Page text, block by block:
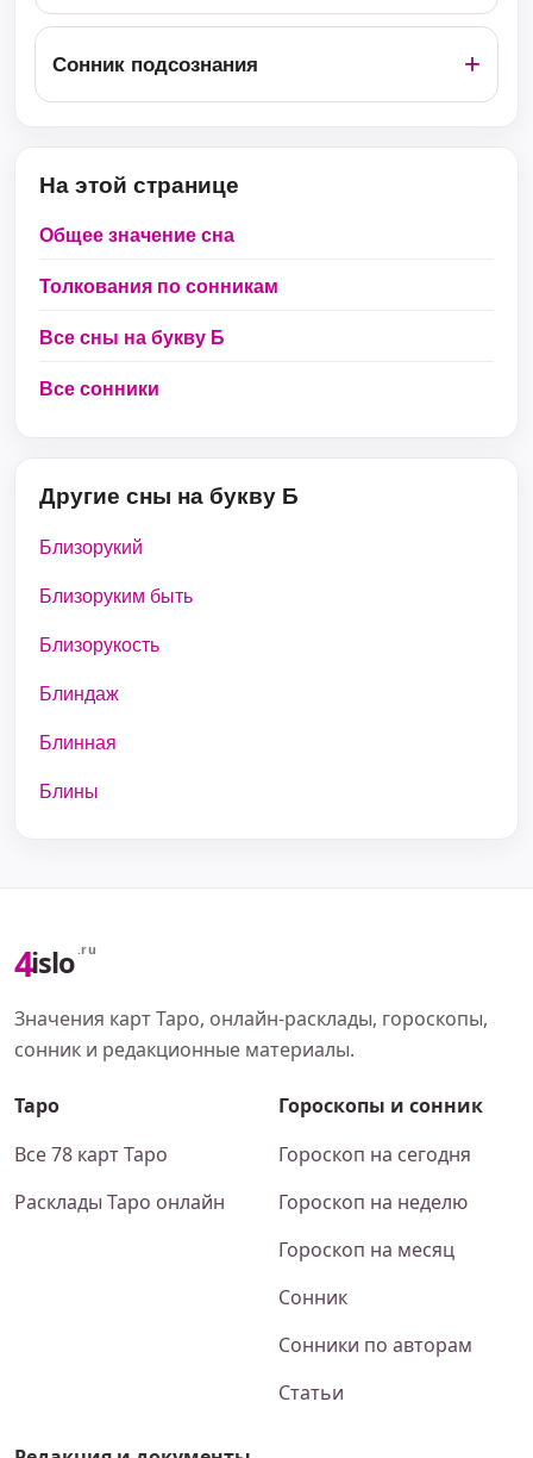
Сонник подсознания
На этой странице
Общее значение сна
Толкования по сонникам
Все сны на букву Б
Все сонники
Другие сны на букву Б
Близорукий
Близоруким быть
Близорукость
Блиндаж
Блинная
Блины
4islo .ru
Значения карт Таро, онлайн-расклады, гороскопы,
сонник и редакционные материалы.
Таро
Все 78 карт Таро
Расклады Таро онлайн
Гороскопы и сонник
Гороскоп на сегодня
Гороскоп на неделю
Гороскоп на месяц
Сонник
Сонники по авторам
Статьи